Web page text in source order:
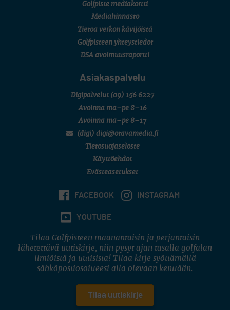
Golfpiste mediakortti
Mediahinnasto
Tietoa verkon kävijöistä
Golfpisteen yhteystiedot
DSA avoimuusraportti
Asiakaspalvelu
Digipalvelut (09) 156 6227
Avoinna ma–pe 8–16
Avoinna ma–pe 8–17
(digi) digi@otavamedia.fi
Tietosuojaseloste
Käyttöehdot
Evästeasetukset
FACEBOOK INSTAGRAM
YOUTUBE
Tilaa Golfpisteen maanantaisin ja perjantaisin
lähetettävä uutiskirje, niin pysyt ajan tasalla golfalan
ilmiöistä ja uutisista! Tilaa kirje syöttämällä
sähköpostiosoitteesi alla olevaan kenttään.
Tilaa uutiskirje